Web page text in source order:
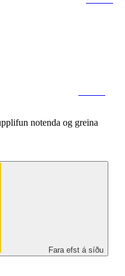
notenda og greina
Fara efst á síðu